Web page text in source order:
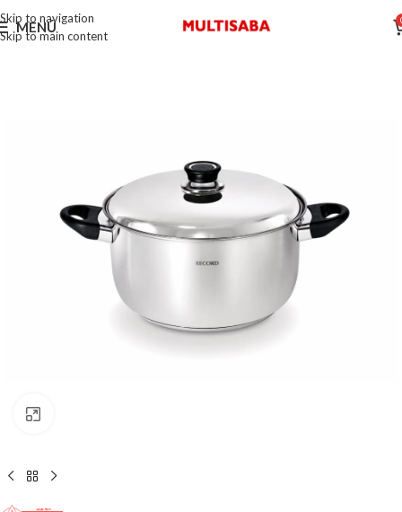
Skip to navigation
Skip to main content
MENÚ